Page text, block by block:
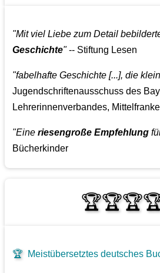
"Mit viel Liebe zum Detail
Geschichte"-- Stiftung Lesen
"fabelhafte Geschichte [...], die
Jugendschriftenausschuss des
Lehrerinnenverbandes,
"Eineriesengroße Empfehlung
Bücherkinder
🏆 Meistübersetztes deutsches